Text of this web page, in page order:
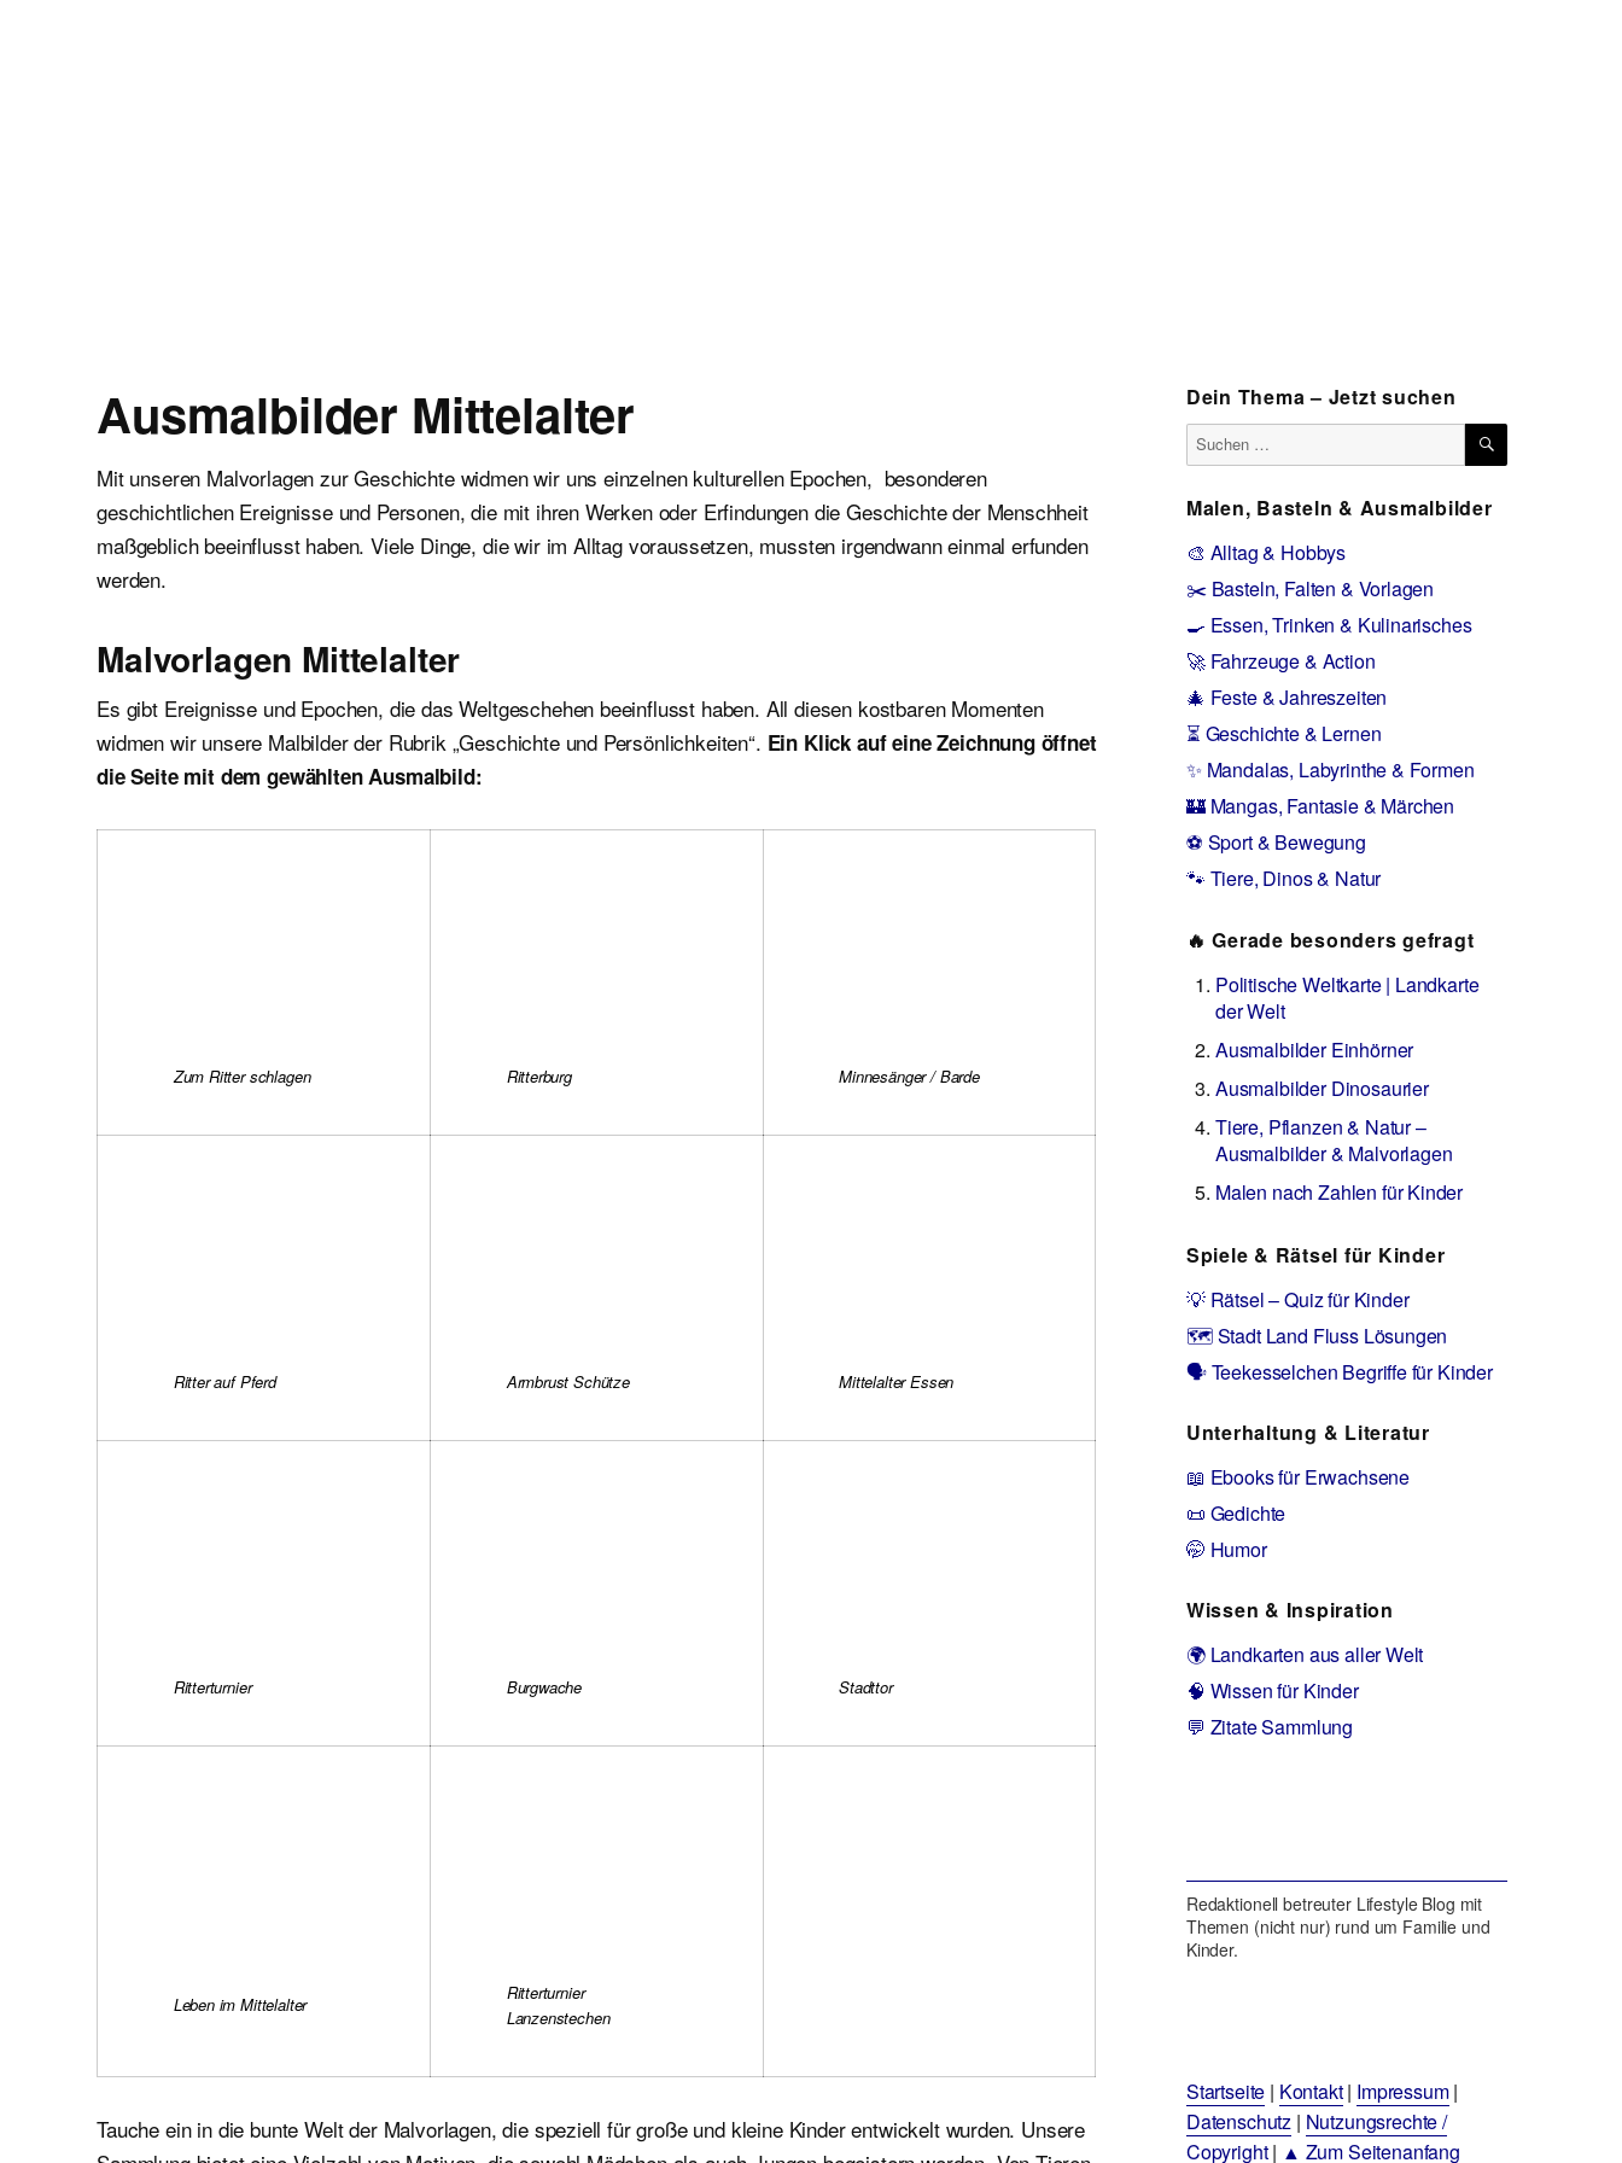
Ausmalbilder Mittelalter
Mit unseren Malvorlagen zur Geschichte widmen wir uns einzelnen kulturellen Epochen, besonderen
geschichtlichen Ereignisse und Personen, die mit ihren Werken oder Erfindungen die Geschichte der Menschheit
maßgeblich beeinflusst haben. Viele Dinge, die wir im Alltag voraussetzen, mussten irgendwann einmal erfunden
werden.
Malvorlagen Mittelalter
Es gibt Ereignisse und Epochen, die das Weltgeschehen beeinflusst haben. All diesen kostbaren Momenten
widmen wir unsere Malbilder der Rubrik „Geschichte und Persönlichkeiten“. Ein Klick auf eine Zeichnung öffnet
die Seite mit dem gewählten Ausmalbild:
Zum Ritter schlagen Ritterburg Minnesänger / Barde
Ritter auf Pferd Armbrust Schütze Mittelalter Essen
Ritterturnier Burgwache Stadttor
Leben im Mittelalter
Ritterturnier
Lanzenstechen
Tauche ein in die bunte Welt der Malvorlagen, die speziell für große und kleine Kinder entwickelt wurden. Unsere
Dein Thema – Jetzt suchen
Suchen
nach:
SUCHEN
Malen, Basteln & Ausmalbilder
🎨 Alltag & Hobbys
✂️ Basteln, Falten & Vorlagen
🍳 Essen, Trinken & Kulinarisches
🚀 Fahrzeuge & Action
🎄 Feste & Jahreszeiten
⏳ Geschichte & Lernen
✨ Mandalas, Labyrinthe & Formen
🏰 Mangas, Fantasie & Märchen
⚽ Sport & Bewegung
🐾 Tiere, Dinos & Natur
🔥 Gerade besonders gefragt
Politische Weltkarte | Landkarte
der Welt
Ausmalbilder Einhörner
Ausmalbilder Dinosaurier
Tiere, Pflanzen & Natur –
Ausmalbilder & Malvorlagen
Malen nach Zahlen für Kinder
Spiele & Rätsel für Kinder
💡 Rätsel – Quiz für Kinder
🗺️ Stadt Land Fluss Lösungen
🗣️ Teekesselchen Begriffe für Kinder
Unterhaltung & Literatur
📖 Ebooks für Erwachsene
📜 Gedichte
🤭 Humor
Wissen & Inspiration
🌍 Landkarten aus aller Welt
🧠 Wissen für Kinder
💬 Zitate Sammlung
Redaktionell betreuter Lifestyle Blog mit
Themen (nicht nur) rund um Familie und
Kinder.
Startseite | Kontakt| Impressum|
Datenschutz | Nutzungsrechte /
Copyright| ▲ Zum Seitenanfang